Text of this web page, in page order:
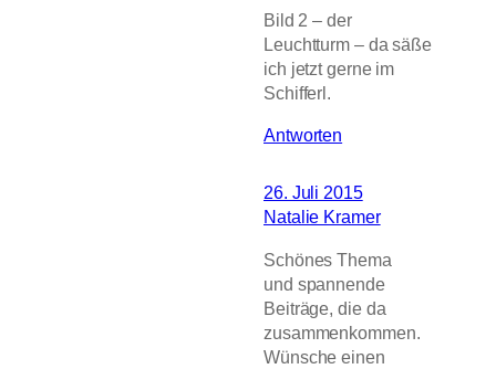
Bild 2 – der
Leuchtturm – da säße
ich jetzt gerne im
Schifferl.
Antworten
26. Juli 2015
Natalie Kramer
Schönes Thema
und spannende
Beiträge, die da
zusammenkommen.
Wünsche einen